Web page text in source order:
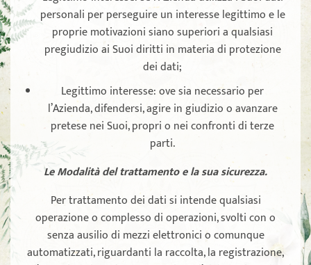
personali per perseguire un interesse legittimo e le
proprie motivazioni siano superiori a qualsiasi
pregiudizio ai Suoi diritti in materia di protezione
dei dati;
Legittimo interesse: ove sia necessario per
l’Azienda, difendersi, agire in giudizio o avanzare
pretese nei Suoi, propri o nei confronti di terze
parti.
Le Modalità del trattamento e la sua sicurezza.
Per trattamento dei dati si intende qualsiasi
operazione o complesso di operazioni, svolti con o
senza ausilio di mezzi elettronici o comunque
automatizzati, riguardanti la raccolta, la registrazione,